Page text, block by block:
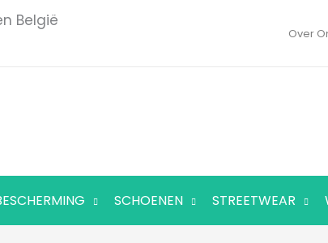
België
Over
SCHOENEN STREETWEAR